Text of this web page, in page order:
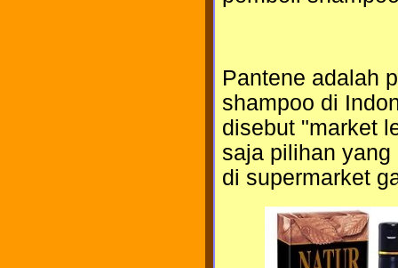
Pantene adalah
shampoo di
disebut "market
saja pilihan
di supermarket